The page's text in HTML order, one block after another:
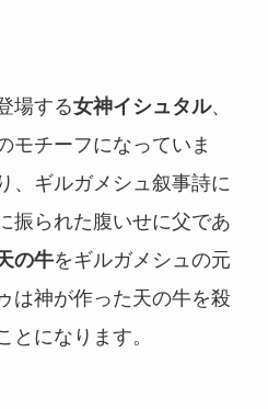
場する女神イシュタル、
モチーフになっていま
、ギルガメシュ叙事詩に
振られた腹いせに父であ
の牛をギルガメシュの元
は神が作った天の牛を殺
とになります。